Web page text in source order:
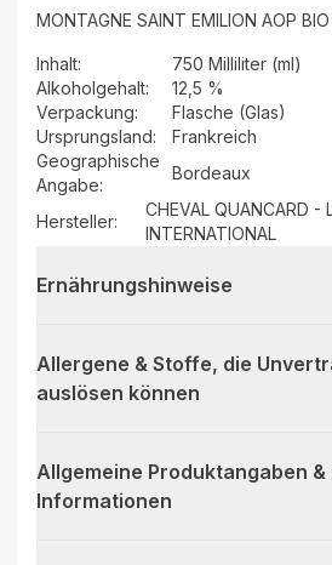
MONTAGNE SAINT EMILION AOP
Inhalt:
750 Milliliter (ml)
Alkoholgehalt:
12,5 %
Verpackung:
Flasche (Glas)
Ursprungsland:
Frankreich
Geographische
Angabe:
Bordeaux
Hersteller:
CHEVAL QUANCARD -
INTERNATIONAL
Ernährungshinweise
Allergene & Stoffe, die
auslösen können
Allgemeine Produktangaben &
Informationen